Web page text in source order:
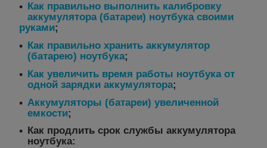
Как правильно выполнить калибровку
аккумулятора (батареи) ноутбука своими
руками;
Как правильно хранить аккумулятор
(батарею) ноутбука;
Как увеличить время работы ноутбука от
одной зарядки аккумулятора;
Аккумуляторы (батареи) увеличенной
емкости;
Как продлить срок службы аккумулятора
ноутбука: